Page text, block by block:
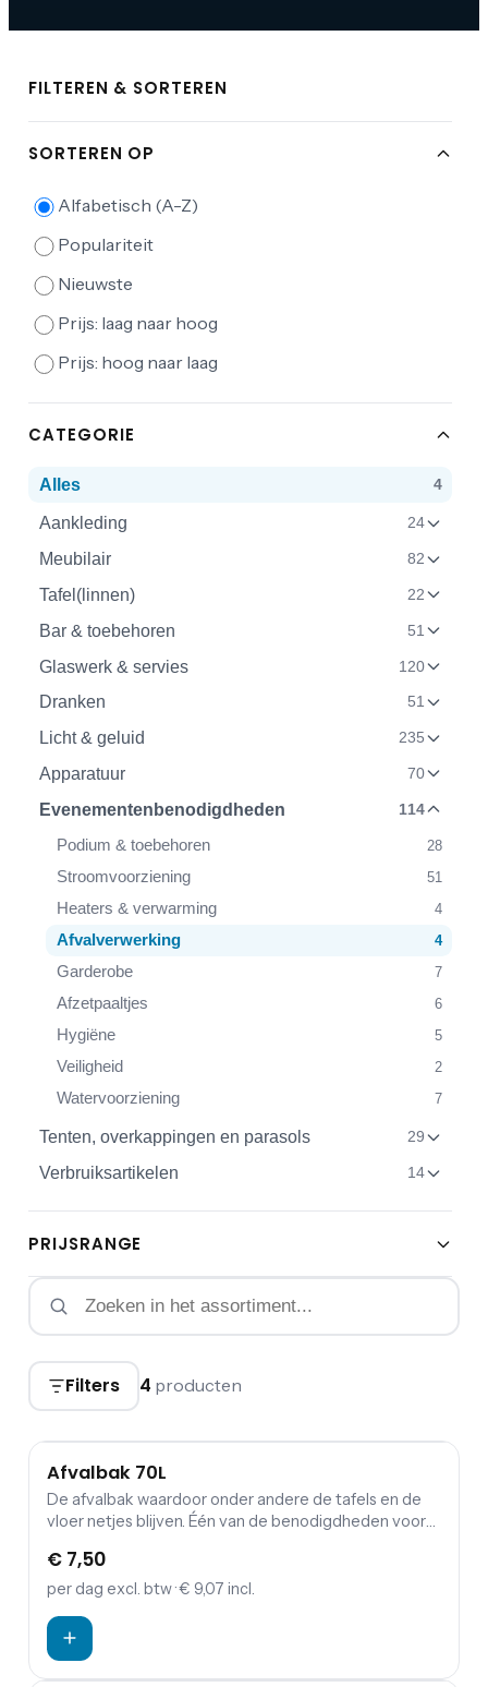
FILTEREN & SORTEREN
SORTEREN OP
Alfabetisch (A-Z)
Populariteit
Nieuwste
Prijs: laag naar hoog
Prijs: hoog naar laag
CATEGORIE
Alles 4
Aankleding 24
Meubilair 82
Tafel(linnen) 22
Bar & toebehoren 51
Glaswerk & servies 120
Dranken 51
Licht & geluid 235
Apparatuur 70
Evenementenbenodigdheden 114
Podium & toebehoren 28
Stroomvoorziening 51
Heaters & verwarming 4
Afvalverwerking 4
Garderobe 7
Afzetpaaltjes 6
Hygiëne 5
Veiligheid 2
Watervoorziening 7
Tenten, overkappingen en parasols 29
Verbruiksartikelen 14
PRIJSRANGE
Filters 4 producten
Afvalbak 70L
De afvalbak waardoor onder andere de tafels en de
vloer netjes blijven. Één van de benodigdheden voor
handige afvalbak met een inhoud van 70 liter is ideaal
en mag dan ook zeker niet ontbreken tijdens jouw
€ 7,50
per dag excl. btw· € 9,07 incl.